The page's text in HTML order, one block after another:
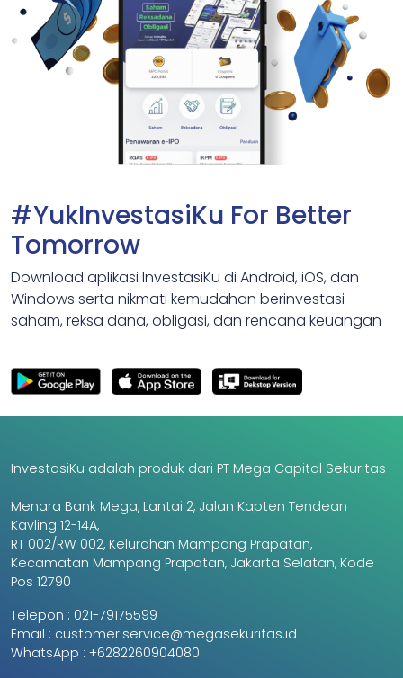
#YukInvestasiKu For Better
Tomorrow
Download aplikasi InvestasiKu di Android, iOS, dan
Windows serta nikmati kemudahan berinvestasi
saham, reksa dana, obligasi, dan rencana keuangan
InvestasiKu adalah produk dari PT Mega Capital Sekuritas
Menara Bank Mega, Lantai 2, Jalan Kapten Tendean
Kavling 12-14A,
RT 002/RW 002, Kelurahan Mampang Prapatan,
Kecamatan Mampang Prapatan, Jakarta Selatan, Kode
Pos 12790
Telepon : 021-79175599
Email : customer.service@megasekuritas.id
WhatsApp : +6282260904080